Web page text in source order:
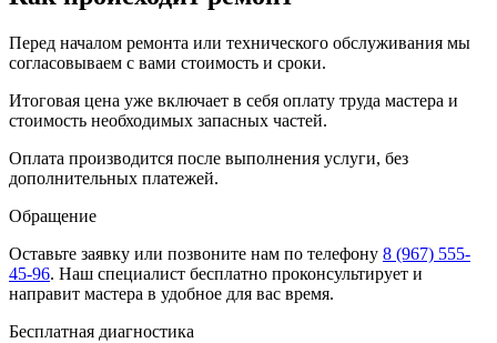
Перед началом ремонта или технического обслуживания мы
согласовываем с вами стоимость и сроки.
Итоговая цена уже включает в себя оплату труда мастера и
стоимость необходимых запасных частей.
Оплата производится после выполнения услуги, без
дополнительных платежей.
Обращение
Оставьте заявку или позвоните нам по телефону 8 (967) 555-
45-96. Наш специалист бесплатно проконсультирует и
направит мастера в удобное для вас время.
Бесплатная диагностика